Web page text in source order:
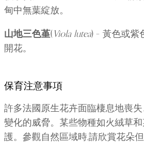
甸中無葉綻放。
山地三色堇( Viola lutea) – 黃色或紫
開花。
保育注意事項
許多法國原生花卉面臨棲息地喪
變化的威脅。某些物種如火絨草
護。參觀自然區域時,請欣賞花朵